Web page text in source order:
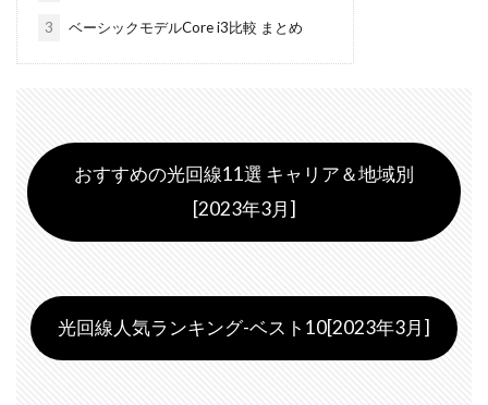
3 ベーシックモデルCore i3比較 まとめ
おすすめの光回線11選 キャリア＆地域別
[2023年3月]
光回線人気ランキング-ベスト10[2023年3月]